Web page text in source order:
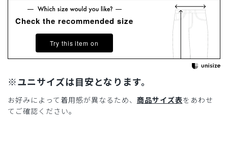
Check the recommended size
Try this item on
※ユニサイズは目安となります。
お好みによって着用感が異なるため、 商品サイズ表をあわせ
てご確認ください。